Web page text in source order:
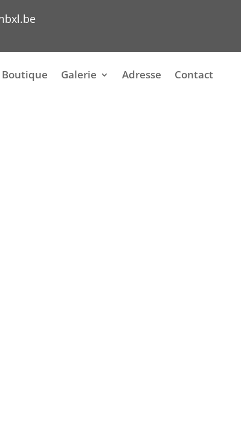
Boutique Galerie Adresse Contact